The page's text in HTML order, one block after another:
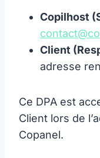
Copilhost
Client
adresse
Ce DPA est
Client lors de
Copanel.